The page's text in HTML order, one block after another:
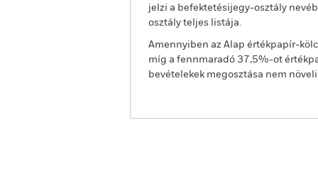
jelzi a befektetésijegy-osztály
osztály teljes listája.
Amennyiben az Alap értékpapír-
míg a fennmaradó 37,5%-ot
bevételekek megosztása nem